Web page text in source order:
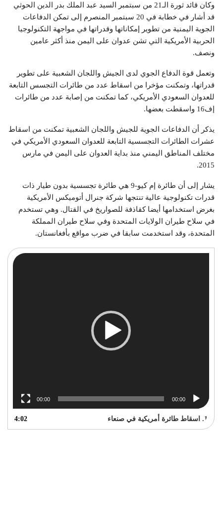
وكان قائد ثورة الـ21 من سبتمبر السيد عبد الملك بدر الدين الحوثي
قد أشار في خطابة في 20 سبتمبر المنصرم إلى تمكن الدفاعات
الجوية اليمنية من تطوير إمكاناتها وقدراتها في مواجهة التكنولوجيا
الحربية الأمريكية التي تشن عدوان على اليمن منذ أكثر عامين
ونصف.
وتعمل قوة الدفاع الجوي لدى الجيش واللجان الشعبية على تطوير
قدراتها، وتمكنت مؤخرا من اسقاط عدد من طائرات التجسس التابعة
للعدوان السعودي الأمريكي، كما تمكنت من إصابة عدد من طائرات
إف16 واسقطت بعضها.
يذكر أن الدفاعات الجوية للجيش واللجان الشعبية تمكنت من اسقاط
عشرات الطائرات التجسسية التابعة للعدوان السعودي الأمريكي في
مختلف المناطق اليمني منذ بداية العدوان على اليمن في مارس
2015.
يشار إلى أن طائرة إم كيو-9 هي طائرة تجسسية بدون طيار ذات
قدرات تكنولوجية عالية تنتجها شركة جنرال أتوميكس الأمريكية
بغرض استخدامها أيضا كقاذفة للصواريخ في القتال. وهي تستخدم
في سلاح طيران الولايات المتحدة وفي سلاح طيران المملكة
المتحدة، وقد استخدمت سابقا في ضرب مواقع بأفغانستان.
00:00
00:00
1. اسقاط طائرة أمريكية في صنعاء 4:02